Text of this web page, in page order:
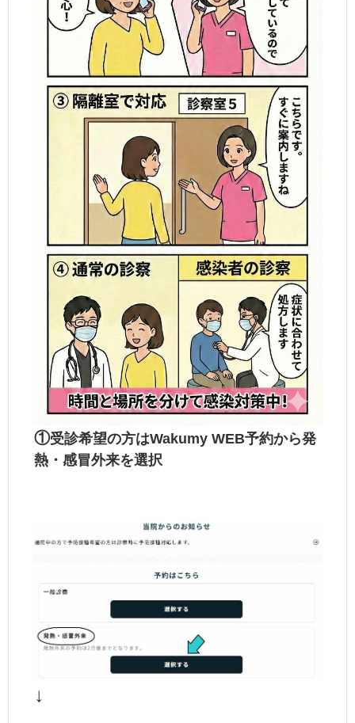
①受診希望の方はWakumy WEB予約から発
熱・感冒外来を選択
↓